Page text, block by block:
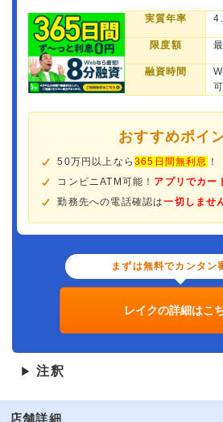
実質年率
限度額
融資時間
おすすめポイ
50万円以上なら365日間無利息 ！
コンビニATM可能！ アプリでカー
勤務先への電話確認は一切しませ
まずは無料でカンタン
レイクの詳細はこ
▶ 注釈
店舗詳細